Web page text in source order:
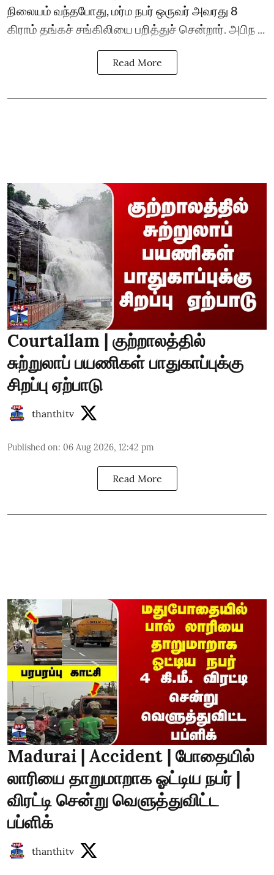
நிலையம் வந்தபோது, மர்ம நபர் ஒருவர் அவரது 8
கிராம் தங்கச் சங்கிலியை பறித்துச் சென்றார். அபிந ...
Read More
Courtallam | குற்றாலத்தில்
சுற்றுலாப் பயணிகள் பாதுகாப்புக்கு
சிறப்பு ஏற்பாடு
thanthitv
Published on: 06 Aug 2026, 12:42 pm
Read More
Madurai | Accident | போதையில்
லாரியை தாறுமாறாக ஓட்டிய நபர் |
விரட்டி சென்று வெளுத்துவிட்ட
பப்ளிக்
thanthitv